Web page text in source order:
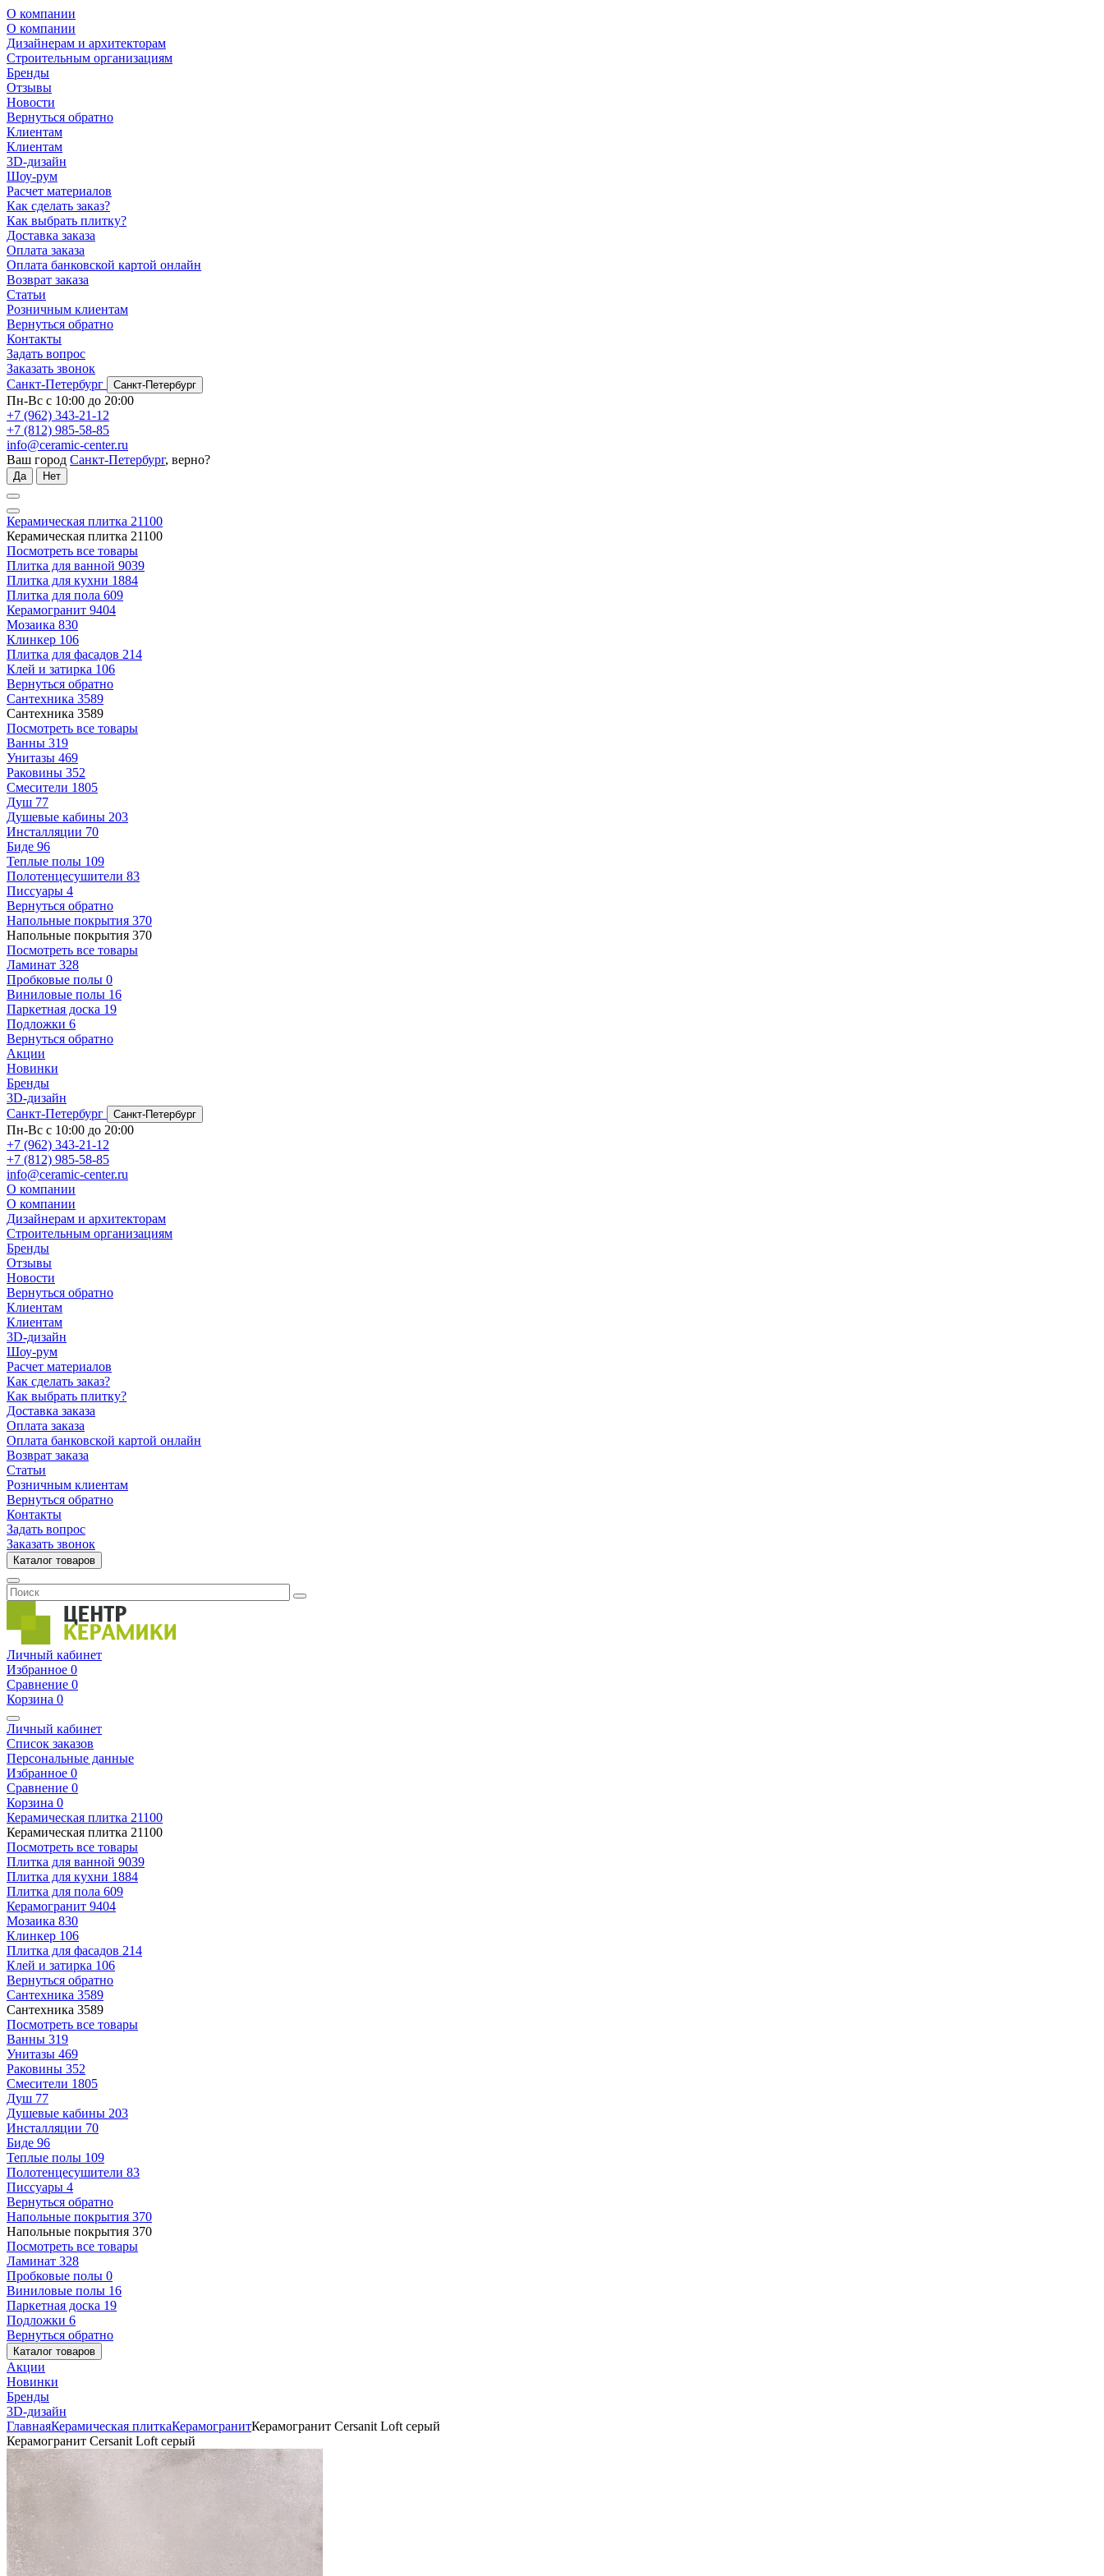
О компании
О компании
Дизайнерам и архитекторам
Строительным организациям
Бренды
Отзывы
Новости
Вернуться обратно
Клиентам
Клиентам
3D-дизайн
Шоу-рум
Расчет материалов
Как сделать заказ?
Как выбрать плитку?
Доставка заказа
Оплата заказа
Оплата банковской картой онлайн
Возврат заказа
Статьи
Розничным клиентам
Вернуться обратно
Контакты
Задать вопрос
Заказать звонок
Санкт-Петербург
Санкт-Петербург
Пн-Вс с 10:00 до 20:00
+7 (962) 343-21-12
+7 (812) 985-58-85
info@ceramic-center.ru
Ваш город Санкт-Петербург, верно?
Да Нет
Керамическая плитка 21100
Керамическая плитка 21100
Посмотреть все товары
Плитка для ванной 9039
Плитка для кухни 1884
Плитка для пола 609
Керамогранит 9404
Мозаика 830
Клинкер 106
Плитка для фасадов 214
Клей и затирка 106
Вернуться обратно
Сантехника 3589
Сантехника 3589
Посмотреть все товары
Ванны 319
Унитазы 469
Раковины 352
Смесители 1805
Душ 77
Душевые кабины 203
Инсталляции 70
Биде 96
Теплые полы 109
Полотенцесушители 83
Писсуары 4
Вернуться обратно
Напольные покрытия 370
Напольные покрытия 370
Посмотреть все товары
Ламинат 328
Пробковые полы 0
Виниловые полы 16
Паркетная доска 19
Подложки 6
Вернуться обратно
Акции
Новинки
Бренды
3D-дизайн
Санкт-Петербург
Санкт-Петербург
Пн-Вс с 10:00 до 20:00
+7 (962) 343-21-12
+7 (812) 985-58-85
info@ceramic-center.ru
О компании
О компании
Дизайнерам и архитекторам
Строительным организациям
Бренды
Отзывы
Новости
Вернуться обратно
Клиентам
Клиентам
3D-дизайн
Шоу-рум
Расчет материалов
Как сделать заказ?
Как выбрать плитку?
Доставка заказа
Оплата заказа
Оплата банковской картой онлайн
Возврат заказа
Статьи
Розничным клиентам
Вернуться обратно
Контакты
Задать вопрос
Заказать звонок
Каталог товаров
Личный кабинет
Избранное 0
Сравнение 0
Корзина 0
Личный кабинет
Список заказов
Персональные данные
Избранное 0
Сравнение 0
Корзина 0
Керамическая плитка 21100
Керамическая плитка 21100
Посмотреть все товары
Плитка для ванной 9039
Плитка для кухни 1884
Плитка для пола 609
Керамогранит 9404
Мозаика 830
Клинкер 106
Плитка для фасадов 214
Клей и затирка 106
Вернуться обратно
Сантехника 3589
Сантехника 3589
Посмотреть все товары
Ванны 319
Унитазы 469
Раковины 352
Смесители 1805
Душ 77
Душевые кабины 203
Инсталляции 70
Биде 96
Теплые полы 109
Полотенцесушители 83
Писсуары 4
Вернуться обратно
Напольные покрытия 370
Напольные покрытия 370
Посмотреть все товары
Ламинат 328
Пробковые полы 0
Виниловые полы 16
Паркетная доска 19
Подложки 6
Вернуться обратно
Каталог товаров
Акции
Новинки
Бренды
3D-дизайн
ГлавнаяКерамическая плиткаКерамогранитКерамогранит Cersanit Loft серый
Керамогранит Cersanit Loft серый